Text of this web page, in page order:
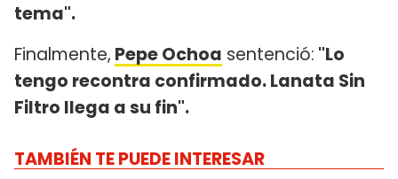
tema".
Finalmente, Pepe Ochoa sentenció: "Lo
tengo recontra confirmado. Lanata Sin
Filtro llega a su fin".
TAMBIÉN TE PUEDE INTERESAR